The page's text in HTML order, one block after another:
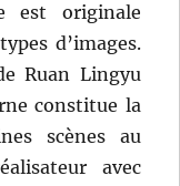
est originale
d’images.
Ruan Lingyu
constitue la
scènes au
avec